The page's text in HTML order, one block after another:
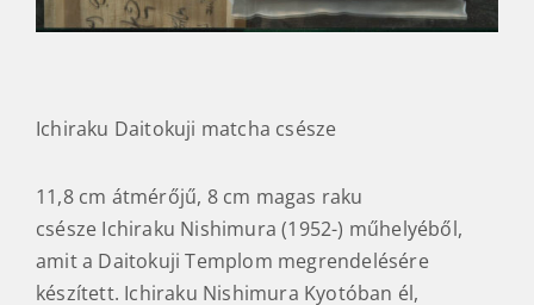
Ichiraku Daitokuji matcha csésze
11,8 cm átmérőjű, 8 cm magas raku
csésze Ichiraku Nishimura (1952-) műhelyéből,
amit a Daitokuji Templom megrendelésére
készített. Ichiraku Nishimura Kyotóban él,